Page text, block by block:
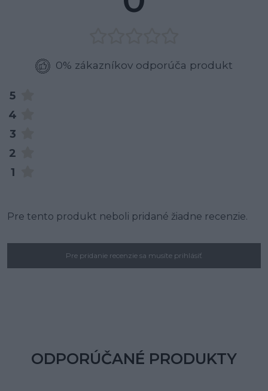
0% zákazníkov odporúča produkt
5
4
3
2
1
Pre tento produkt neboli pridané žiadne recenzie.
Pre pridanie recenzie sa musíte prihlásiť
ODPORÚČANÉ PRODUKTY